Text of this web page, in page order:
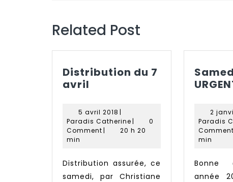
Related Post
Distribution du 7
avril
7
avril
5 avril 2018 5
avril
2018
|
Paradis CatherineParadis
Catherine
|
0
Comment |
20 h 20
min
Distribution assurée, ce
samedi, par Christiane
2
Paradis
Comment
min
Bonne et heureuse
année